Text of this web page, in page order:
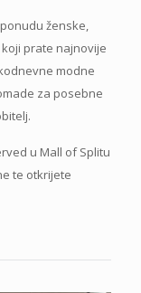
ženske,
prate najnovije
modne
za posebne
u Mall of Splitu
te otkrijete